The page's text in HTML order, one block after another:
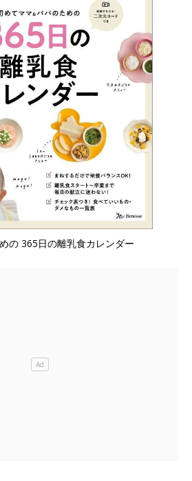
の 365日の離乳食カレンダー